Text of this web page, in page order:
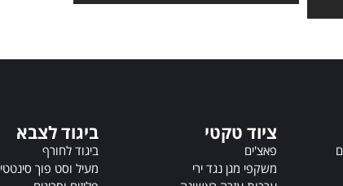
n
ציוד טקטי
פאצ'ים
משקפי מגן נגד ירי
ביגוד לצבא
ביגוד לחורף
מעיל וסט פוך סינטטי